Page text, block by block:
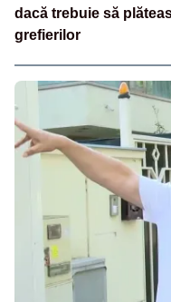
dacă trebuie să
grefierilor